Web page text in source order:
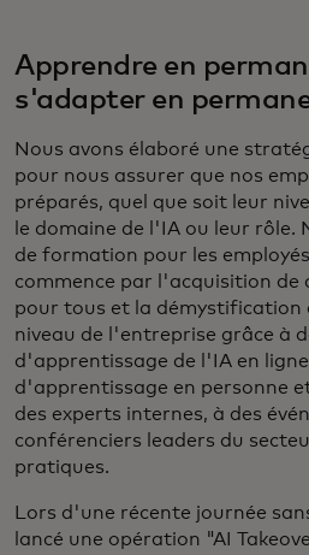
Apprendre en
s'adapter en
Nous avons élaboré une
pour nous assurer que nos
préparés, quel que soit leur
le domaine de l'IA ou leur rôle.
de formation pour les
commence par l'acquisition de
pour tous et la démystification
niveau de l'entreprise grâce à
d'apprentissage de l'IA en
d'apprentissage en personne
des experts internes, à des
conférenciers leaders du
pratiques.
Lors d'une récente journée
lancé une opération "AI